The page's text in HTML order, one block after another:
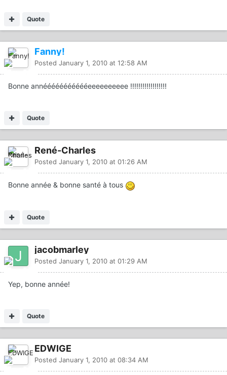
Quote
Fanny!
Posted January 1, 2010 at 12:58 AM
Bonne annéééééééééééeeeeeeeeee !!!!!!!!!!!!!!!!!!
Quote
René-Charles
Posted January 1, 2010 at 01:26 AM
Bonne année & bonne santé à tous
Quote
jacobmarley
Posted January 1, 2010 at 01:29 AM
Yep, bonne année!
Quote
EDWIGE
Posted January 1, 2010 at 08:34 AM